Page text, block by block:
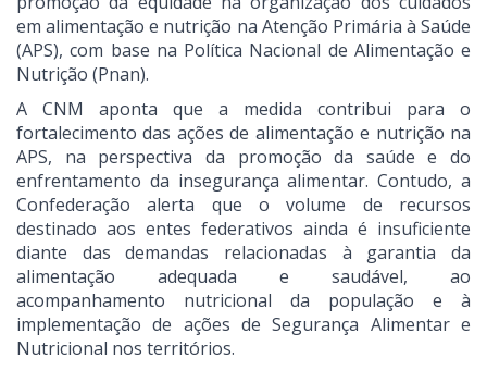
em alimentação e nutrição na Atenção Primária à Saúde
(APS), com base na Política Nacional de Alimentação e
Nutrição (Pnan).
A CNM aponta que a medida contribui para o
fortalecimento das ações de alimentação e nutrição na
APS, na perspectiva da promoção da saúde e do
enfrentamento da insegurança alimentar. Contudo, a
Confederação alerta que o volume de recursos
destinado aos entes federativos ainda é insuficiente
diante das demandas relacionadas à garantia da
alimentação adequada e saudável, ao
acompanhamento nutricional da população e à
implementação de ações de Segurança Alimentar e
Nutricional nos territórios.